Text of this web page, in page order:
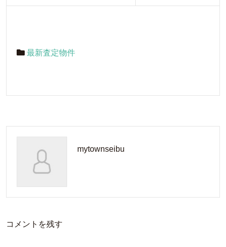
最新査定物件
mytownseibu
コメントを残す